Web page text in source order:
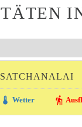
thermostat Wetter hiking